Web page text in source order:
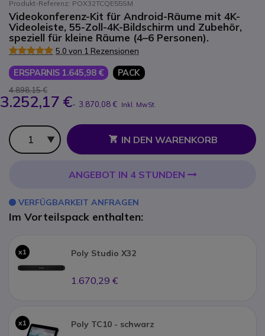
Produkt-Referenz: POX32TCQE55SM
Videokonferenz-Kit für Android-Räume mit 4K-
Videoleiste, 55-Zoll-4K-Bildschirm und Zubehör,
speziell für kleine Räume (4–6 Personen).
5.0 von 1 Rezensionen
ERSPARNIS 1.645,98 € PACK
4.898,15 €
3.252,17 €- 3.870,08 € Inkl. MwSt.
Anzahl
IN DEN WARENKORB
ANGEBOT IN 4 STUNDEN
VERFÜGBARKEIT ANFRAGEN
Im Vorteilspack enthalten:
x1 Poly Studio X32
1.670,29 €
x1 Poly TC10 - schwarz